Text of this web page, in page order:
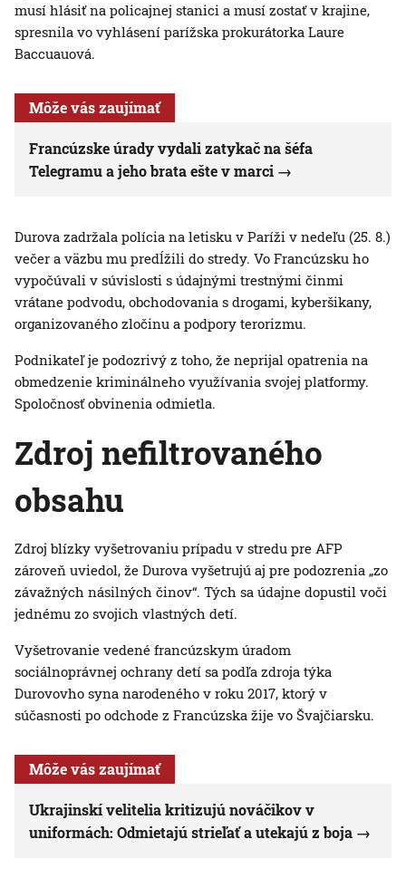
musí hlásiť na policajnej stanici a musí zostať v krajine,
spresnila vo vyhlásení parížska prokurátorka Laure
Baccuauová.
Môže vás zaujímať
Francúzske úrady vydali zatykač na šéfa
Telegramu a jeho brata ešte v marci
Durova zadržala polícia na letisku v Paríži v nedeľu (25. 8.)
večer a väzbu mu predĺžili do stredy. Vo Francúzsku ho
vypočúvali v súvislosti s údajnými trestnými činmi
vrátane podvodu, obchodovania s drogami, kyberšikany,
organizovaného zločinu a podpory terorizmu.
Podnikateľ je podozrivý z toho, že neprijal opatrenia na
obmedzenie kriminálneho využívania svojej platformy.
Spoločnosť obvinenia odmietla.
Zdroj nefiltrovaného
obsahu
Zdroj blízky vyšetrovaniu prípadu v stredu pre AFP
zároveň uviedol, že Durova vyšetrujú aj pre podozrenia „zo
závažných násilných činov“. Tých sa údajne dopustil voči
jednému zo svojich vlastných detí.
Vyšetrovanie vedené francúzskym úradom
sociálnoprávnej ochrany detí sa podľa zdroja týka
Durovovho syna narodeného v roku 2017, ktorý v
súčasnosti po odchode z Francúzska žije vo Švajčiarsku.
Môže vás zaujímať
Ukrajinskí velitelia kritizujú nováčikov v
uniformách: Odmietajú strieľať a utekajú z boja